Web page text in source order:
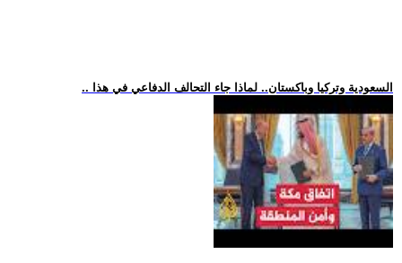
.. السعودية وتركيا وباكستان.. لماذا جاء التحالف الدفاعي في هذا